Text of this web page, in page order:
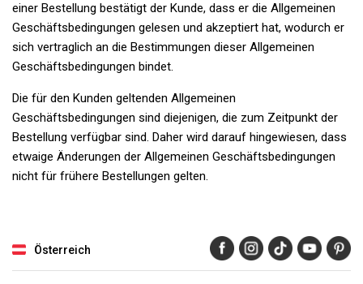
einer Bestellung bestätigt der Kunde, dass er die Allgemeinen
Geschäftsbedingungen gelesen und akzeptiert hat, wodurch er
sich vertraglich an die Bestimmungen dieser Allgemeinen
Geschäftsbedingungen bindet.
Die für den Kunden geltenden Allgemeinen
Geschäftsbedingungen sind diejenigen, die zum Zeitpunkt der
Bestellung verfügbar sind. Daher wird darauf hingewiesen, dass
etwaige Änderungen der Allgemeinen Geschäftsbedingungen
nicht für frühere Bestellungen gelten.
Österreich